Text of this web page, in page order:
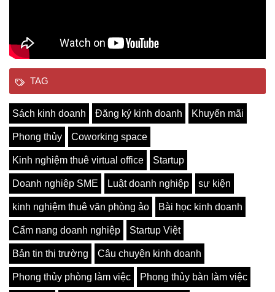
TAG
Sách kinh doanh Đăng ký kinh doanh Khuyến mãi
Phong thủy Coworking space
Kinh nghiệm thuê virtual office Startup
Doanh nghiệp SME Luật doanh nghiệp sự kiện
kinh nghiệm thuê văn phòng ảo Bài học kinh doanh
Cẩm nang doanh nghiệp Startup Việt
Bản tin thị trường Câu chuyện kinh doanh
Phong thủy phòng làm việc Phong thủy bàn làm việc